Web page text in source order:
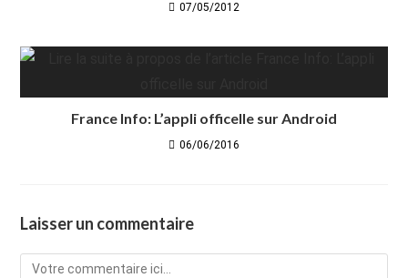
07/05/2012
France Info: L’appli officelle sur Android
06/06/2016
Laisser un commentaire
Comment